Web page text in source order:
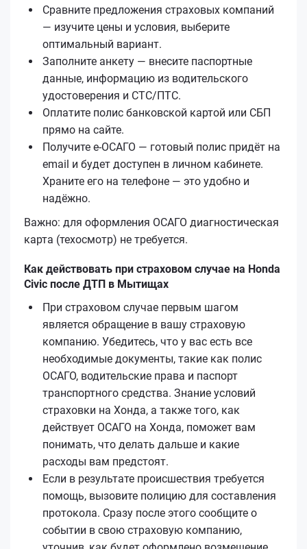
Сравните предложения страховых компаний
— изучите цены и условия, выберите
оптимальный вариант.
Заполните анкету — внесите паспортные
данные, информацию из водительского
удостоверения и СТС/ПТС.
Оплатите полис банковской картой или СБП
прямо на сайте.
Получите е‑ОСАГО — готовый полис придёт на
email и будет доступен в личном кабинете.
Храните его на телефоне — это удобно и
надёжно.
Важно: для оформления ОСАГО диагностическая
карта (техосмотр) не требуется.
Как действовать при страховом случае на Honda
Civic после ДТП в Мытищах
При страховом случае первым шагом
является обращение в вашу страховую
компанию. Убедитесь, что у вас есть все
необходимые документы, такие как полис
ОСАГО, водительские права и паспорт
транспортного средства. Знание условий
страховки на Хонда, а также того, как
действует ОСАГО на Хонда, поможет вам
понимать, что делать дальше и какие
расходы вам предстоят.
Если в результате происшествия требуется
помощь, вызовите полицию для составления
протокола. Сразу после этого сообщите о
событии в свою страховую компанию,